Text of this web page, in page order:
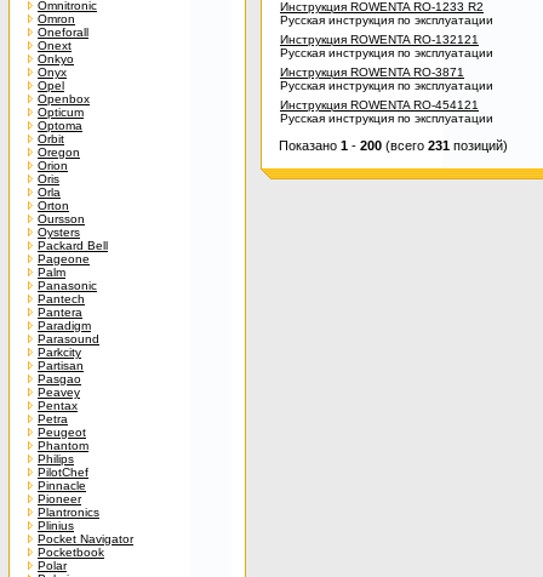
Omnitronic
Omron
Oneforall
Onext
Onkyo
Onyx
Opel
Openbox
Opticum
Optoma
Orbit
Oregon
Orion
Oris
Orla
Orton
Oursson
Oysters
Packard Bell
Pageone
Palm
Panasonic
Pantech
Pantera
Paradigm
Parasound
Parkcity
Partisan
Pasgao
Peavey
Pentax
Petra
Peugeot
Phantom
Philips
PilotChef
Pinnacle
Pioneer
Plantronics
Plinius
Pocket Navigator
Pocketbook
Polar
Инструкция ROWENTA RO-1233 R2
Русская инструкция по эксплуатации
Инструкция ROWENTA RO-132121
Русская инструкция по эксплуатации
Инструкция ROWENTA RO-3871
Русская инструкция по эксплуатации
Инструкция ROWENTA RO-454121
Русская инструкция по эксплуатации
Показано 1 - 200 (всего 231 позиций)